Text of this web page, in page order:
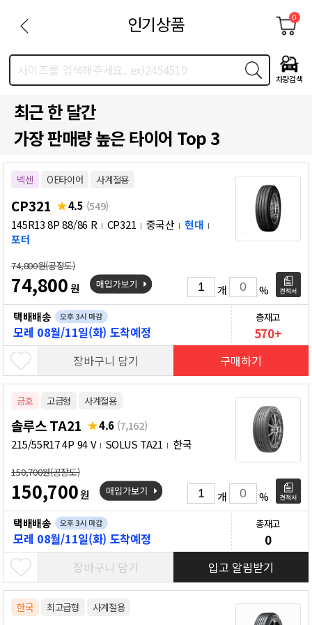
인기상품 0
사이즈를 검색해주세요. ex)2454519
차량검색
최근 한 달간
가장 판매량 높은 타이어 Top 3
넥센 OE타이어 사계절용
CP321 4.5 (549)
145R13 8P 88/86 R
CP321 중국산
현대
포터
74,800원(공장도)
74,800원 개
%
택배배송
모레 08월/11일(화) 도착예정
총재고
570+
장바구니 담기 구매하기
금호 고급형 사계절용
솔루스 TA21 4.6 (7,162)
215/55R17 4P 94 V
SOLUS TA21 한국
150,700원(공장도)
150,700원 개
%
택배배송
모레 08월/11일(화) 도착예정
총재고
0
장바구니 담기 입고 알림받기
한국 최고급형 사계절용